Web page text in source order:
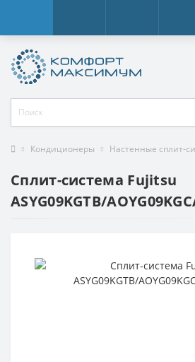
Кондиционеры Настенные сплит-
Сплит-система Fujitsu
ASYG09KGTB/